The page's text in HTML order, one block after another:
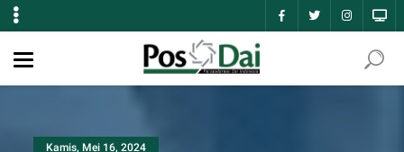
Kamis, Mei 16, 2024